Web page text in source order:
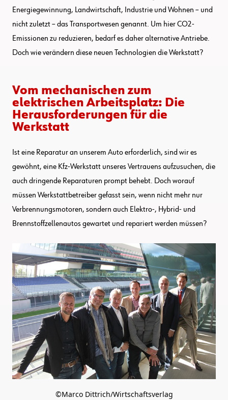
Energiegewinnung, Landwirtschaft, Industrie und Wohnen – und
nicht zuletzt – das Transportwesen genannt. Um hier CO2-
Emissionen zu reduzieren, bedarf es daher alternative Antriebe.
Doch wie verändern diese neuen Technologien die Werkstatt?
Vom mechanischen zum
elektrischen Arbeitsplatz: Die
Herausforderungen für die
Werkstatt
Ist eine Reparatur an unserem Auto erforderlich, sind wir es
gewöhnt, eine Kfz-Werkstatt unseres Vertrauens aufzusuchen, die
auch dringende Reparaturen prompt behebt. Doch worauf
müssen Werkstattbetreiber gefasst sein, wenn nicht mehr nur
Verbrennungsmotoren, sondern auch Elektro-, Hybrid- und
Brennstoffzellenautos gewartet und repariert werden müssen?
©Marco Dittrich/Wirtschaftsverlag